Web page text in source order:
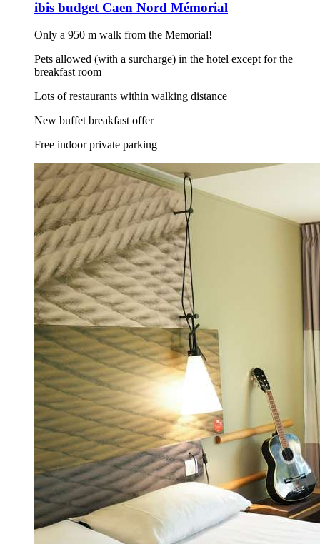
ibis budget Caen Nord Mémorial
Only a 950 m walk from the Memorial!
Pets allowed (with a surcharge) in the hotel except for the
breakfast room
Lots of restaurants within walking distance
New buffet breakfast offer
Free indoor private parking